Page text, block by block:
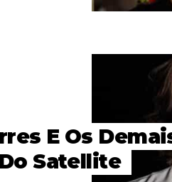
E Os
Satellite